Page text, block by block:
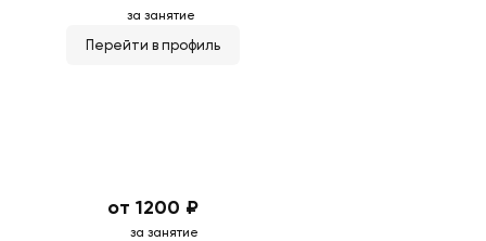
за занятие
Перейти в профиль
от 1200 ₽
за занятие